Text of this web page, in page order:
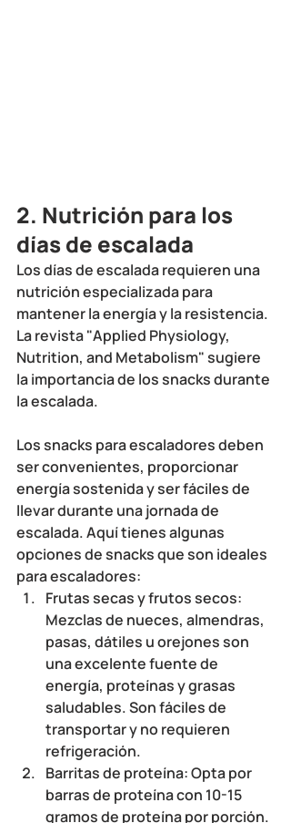
2. Nutrición para los
días de escalada
Los días de escalada requieren una
nutrición especializada para
mantener la energía y la resistencia.
La revista "Applied Physiology,
Nutrition, and Metabolism" sugiere
la importancia de los snacks durante
la escalada.
Los snacks para escaladores deben
ser convenientes, proporcionar
energía sostenida y ser fáciles de
llevar durante una jornada de
escalada. Aquí tienes algunas
opciones de snacks que son ideales
para escaladores:
Frutas secas y frutos secos:
Mezclas de nueces, almendras,
pasas, dátiles u orejones son
una excelente fuente de
energía, proteínas y grasas
saludables. Son fáciles de
transportar y no requieren
refrigeración.
Barritas de proteína: Opta por
barras de proteína con 10-15
gramos de proteína por porción.